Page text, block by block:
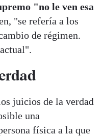
"no le ven esa
"se refería a los
de régimen.
juicios de la verdad
una
física a la que